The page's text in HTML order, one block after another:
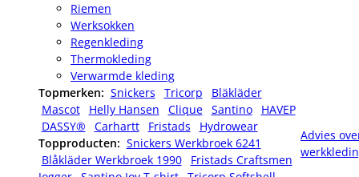
Riemen
Werksokken
Regenkleding
Thermokleding
Verwarmde kleding
Topmerken: Snickers Tricorp
Bläkläder
Mascot
Helly Hansen Clique Santino
HAVEP
DASSY®
Carhartt Fristads
Hydrowear
Topproducten: Snickers Werkbroek 6241
Blåkläder Werkbroek 1990
Fristads Craftsmen
Advies